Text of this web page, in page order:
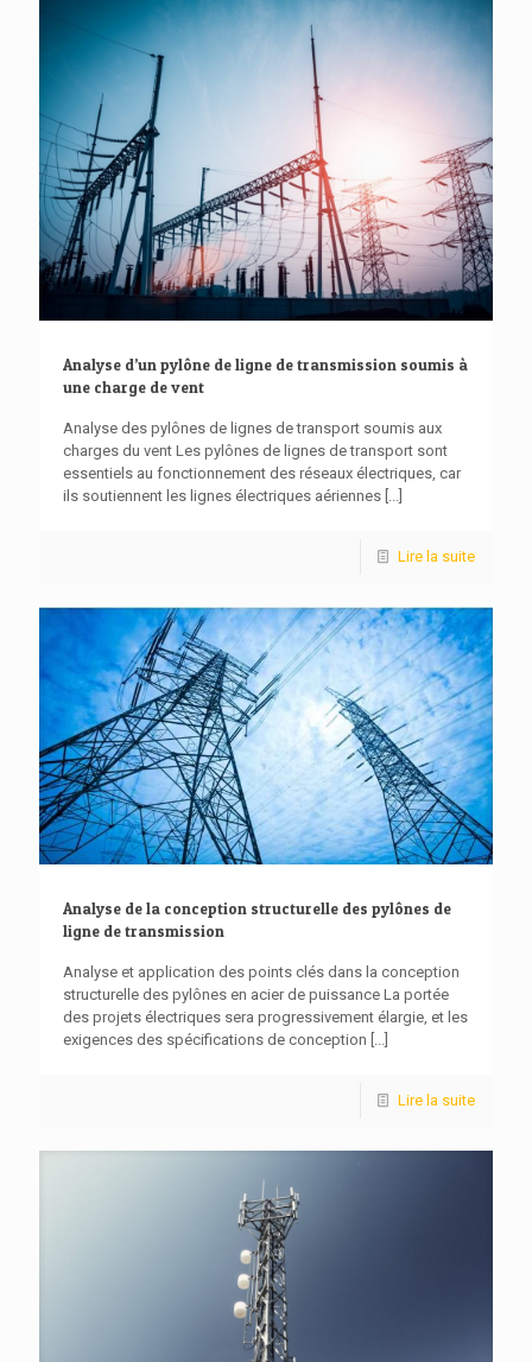
Analyse d’un pylône de ligne de transmission soumis à
une charge de vent
Analyse des pylônes de lignes de transport soumis aux
charges du vent Les pylônes de lignes de transport sont
essentiels au fonctionnement des réseaux électriques, car
ils soutiennent les lignes électriques aériennes [...]
Lire la suite
Analyse de la conception structurelle des pylônes de
ligne de transmission
Analyse et application des points clés dans la conception
structurelle des pylônes en acier de puissance La portée
des projets électriques sera progressivement élargie, et les
exigences des spécifications de conception [...]
Lire la suite